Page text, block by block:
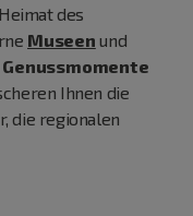
des
Museen und
Genussmomente
Ihnen die
die regionalen